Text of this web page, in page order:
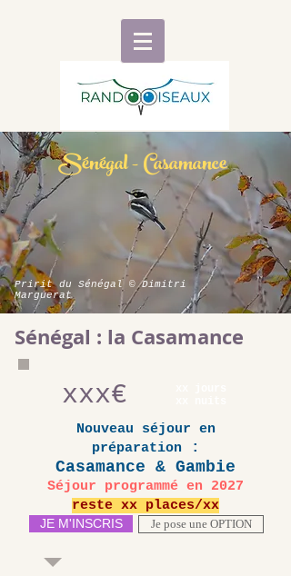
Sénégal - Casamance
Pririt du Sénégal © Dimitri
Marguerat
Sénégal : la Casamance
xxx€
Nouveau séjour en
préparation:
Casamance & Gambie
Séjour programmé en 2027
reste xx places/xx
JE M'INSCRIS Je pose une OPTION